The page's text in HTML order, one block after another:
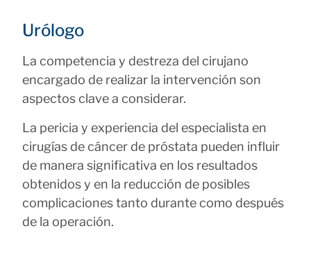
Urólogo
La competencia y destreza del cirujano
encargado de realizar la intervención son
aspectos clave a considerar.
La pericia y experiencia del especialista en
cirugías de cáncer de próstata pueden influir
de manera significativa en los resultados
obtenidos y en la reducción de posibles
complicaciones tanto durante como después
de la operación.